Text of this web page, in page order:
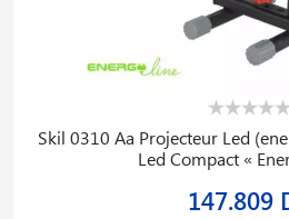
Skil 0310 Aa Projecteur Led
Led Compact «
147.809